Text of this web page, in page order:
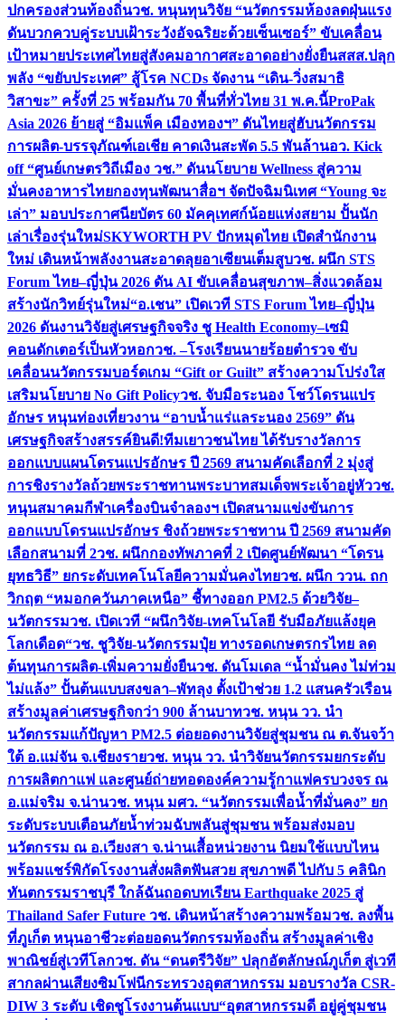
ปกครองส่วนท้องถิ่นวช. หนุนทุนวิจัย “นวัตกรรมห้องลดฝุ่นแรง
ดันบวกควบคู่ระบบเฝ้าระวังอัจฉริยะด้วยเซ็นเซอร์” ขับเคลื่อน
เป้าหมายประเทศไทยสู่สังคมอากาศสะอาดอย่างยั่งยืนสสส.ปลุก
พลัง “ขยับประเทศ” สู้โรค NCDs จัดงาน “เดิน-วิ่งสมาธิ
วิสาขะ” ครั้งที่ 25 พร้อมกัน 70 พื้นที่ทั่วไทย 31 พ.ค.นี้ProPak
Asia 2026 ย้ายสู่ “อิมแพ็ค เมืองทองฯ” ดันไทยสู่ฮับนวัตกรรม
การผลิต-บรรจุภัณฑ์เอเชีย คาดเงินสะพัด 5.5 พันล้านอว. Kick
off “ศูนย์เกษตรวิถีเมือง วช.” ดันนโยบาย Wellness สู่ความ
มั่นคงอาหารไทยกองทุนพัฒนาสื่อฯ จัดปัจฉิมนิเทศ “Young จะ
เล่า” มอบประกาศนียบัตร 60 มัคคุเทศก์น้อยแห่งสยาม ปั้นนัก
เล่าเรื่องรุ่นใหม่SKYWORTH PV ปักหมุดไทย เปิดสำนักงาน
ใหม่ เดินหน้าพลังงานสะอาดลุยอาเซียนเต็มสูบวช. ผนึก STS
Forum ไทย–ญี่ปุ่น 2026 ดัน AI ขับเคลื่อนสุขภาพ–สิ่งแวดล้อม
สร้างนักวิทย์รุ่นใหม่“อ.เชน” เปิดเวที STS Forum ไทย–ญี่ปุ่น
2026 ดันงานวิจัยสู่เศรษฐกิจจริง ชู Health Economy–เซมิ
คอนดักเตอร์เป็นหัวหอกวช. –โรงเรียนนายร้อยตำรวจ ขับ
เคลื่อนนวัตกรรมบอร์ดเกม “Gift or Guilt” สร้างความโปร่งใส
เสริมนโยบาย No Gift Policyวช. จับมือระนอง โชว์โดรนแปร
อักษร หนุนท่องเที่ยวงาน “อาบน้ำแร่แลระนอง 2569” ดัน
เศรษฐกิจสร้างสรรค์ยินดี!ทีมเยาวชนไทย ได้รับรางวัลการ
ออกแบบแผนโดรนแปรอักษร ปี 2569 สนามคัดเลือกที่ 2 มุ่งสู่
การชิงรางวัลถ้วยพระราชทานพระบาทสมเด็จพระเจ้าอยู่หัววช.
หนุนสมาคมกีฬาเครื่องบินจำลองฯ เปิดสนามแข่งขันการ
ออกแบบโดรนแปรอักษร ชิงถ้วยพระราชทาน ปี 2569 สนามคัด
เลือกสนามที่ 2วช. ผนึกกองทัพภาคที่ 2 เปิดศูนย์พัฒนา “โดรน
ยุทธวิธี” ยกระดับเทคโนโลยีความมั่นคงไทยวช. ผนึก ววน. ถก
วิกฤต “หมอกควันภาคเหนือ” ชี้ทางออก PM2.5 ด้วยวิจัย–
นวัตกรรมวช. เปิดเวที “ผนึกวิจัย-เทคโนโลยี รับมือภัยแล้งยุค
โลกเดือด“วช. ชูวิจัย-นวัตกรรมปุ๋ย ทางรอดเกษตรกรไทย ลด
ต้นทุนการผลิต-เพิ่มความยั่งยืนวช. ดันโมเดล “น้ำมั่นคง ไม่ท่วม
ไม่แล้ง” ปั้นต้นแบบสงขลา–พัทลุง ตั้งเป้าช่วย 1.2 แสนครัวเรือน
สร้างมูลค่าเศรษฐกิจกว่า 900 ล้านบาทวช. หนุน วว. นำ
นวัตกรรมแก้ปัญหา PM2.5 ต่อยอดงานวิจัยสู่ชุมชน ณ ต.จันจว้า
ใต้ อ.แม่จัน จ.เชียงรายวช. หนุน วว. นำวิจัยนวัตกรรมยกระดับ
การผลิตกาแฟ และศูนย์ถ่ายทอดองค์ความรู้กาแฟครบวงจร ณ
อ.แม่จริม จ.น่านวช. หนุน มศว. “นวัตกรรมเพื่อน้ำที่มั่นคง” ยก
ระดับระบบเตือนภัยน้ำท่วมฉับพลันสู่ชุมชน พร้อมส่งมอบ
นวัตกรรม ณ อ.เวียงสา จ.น่านเสื้อหน่วยงาน นิยมใช้แบบไหน
พร้อมแชร์พิกัดโรงงานสั่งผลิตฟันสวย สุขภาพดี ไปกับ 5 คลินิก
ทันตกรรมราชบุรี ใกล้ฉันถอดบทเรียน Earthquake 2025 สู่
Thailand Safer Future วช. เดินหน้าสร้างความพร้อมวช. ลงพื้น
ที่ภูเก็ต หนุนอาชีวะต่อยอดนวัตกรรมท้องถิ่น สร้างมูลค่าเชิง
พาณิชย์สู่เวทีโลกวช. ดัน “ดนตรีวิจัย” ปลุกอัตลักษณ์ภูเก็ต สู่เวที
สากลผ่านเสียงซิมโฟนีกระทรวงอุตสาหกรรม มอบรางวัล CSR-
DIW 3 ระดับ เชิดชูโรงงานต้นแบบ“อุตสาหกรรมดี อยู่คู่ชุมชน